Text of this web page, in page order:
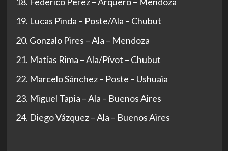
Lucas Pinda – Poste/Ala – Chubut
Gonzalo Pires – Ala – Mendoza
Matías Rima – Ala/Pívot – Chubut
Marcelo Sánchez – Poste – Ushuaia
Miguel Tapia – Ala – Buenos Aires
Diego Vázquez – Ala – Buenos Aires